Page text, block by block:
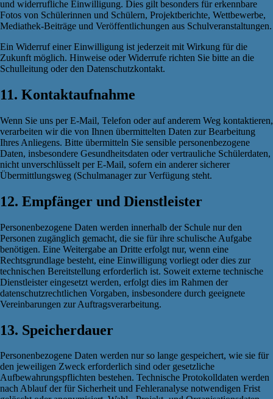
und widerrufliche Einwilligung. Dies gilt besonders für erkennbare
Fotos von Schülerinnen und Schülern, Projektberichte, Wettbewerbe,
Mediathek-Beiträge und Veröffentlichungen aus Schulveranstaltungen.
Ein Widerruf einer Einwilligung ist jederzeit mit Wirkung für die
Zukunft möglich. Hinweise oder Widerrufe richten Sie bitte an die
Schulleitung oder den Datenschutzkontakt.
11. Kontaktaufnahme
Wenn Sie uns per E-Mail, Telefon oder auf anderem Weg kontaktieren,
verarbeiten wir die von Ihnen übermittelten Daten zur Bearbeitung
Ihres Anliegens. Bitte übermitteln Sie sensible personenbezogene
Daten, insbesondere Gesundheitsdaten oder vertrauliche Schülerdaten,
nicht unverschlüsselt per E-Mail, sofern ein anderer sicherer
Übermittlungsweg (Schulmanager zur Verfügung steht.
12. Empfänger und Dienstleister
Personenbezogene Daten werden innerhalb der Schule nur den
Personen zugänglich gemacht, die sie für ihre schulische Aufgabe
benötigen. Eine Weitergabe an Dritte erfolgt nur, wenn eine
Rechtsgrundlage besteht, eine Einwilligung vorliegt oder dies zur
technischen Bereitstellung erforderlich ist. Soweit externe technische
Dienstleister eingesetzt werden, erfolgt dies im Rahmen der
datenschutzrechtlichen Vorgaben, insbesondere durch geeignete
Vereinbarungen zur Auftragsverarbeitung.
13. Speicherdauer
Personenbezogene Daten werden nur so lange gespeichert, wie sie für
den jeweiligen Zweck erforderlich sind oder gesetzliche
Aufbewahrungspflichten bestehen. Technische Protokolldaten werden
nach Ablauf der für Sicherheit und Fehleranalyse notwendigen Frist